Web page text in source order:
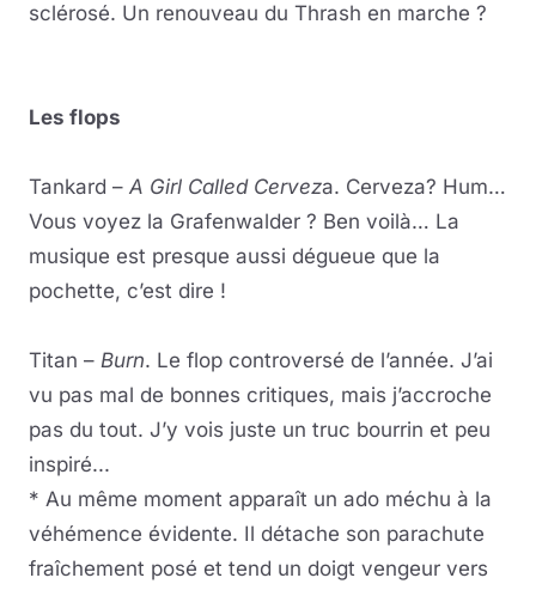
sclérosé. Un renouveau du Thrash en marche ?
Les flops
Tankard – A Girl Called Cerveza. Cerveza? Hum…
Vous voyez la Grafenwalder ? Ben voilà… La
musique est presque aussi dégueue que la
pochette, c’est dire !
Titan – Burn. Le flop controversé de l’année. J’ai
vu pas mal de bonnes critiques, mais j’accroche
pas du tout. J’y vois juste un truc bourrin et peu
inspiré...
* Au même moment apparaît un ado méchu à la
véhémence évidente. Il détache son parachute
fraîchement posé et tend un doigt vengeur vers